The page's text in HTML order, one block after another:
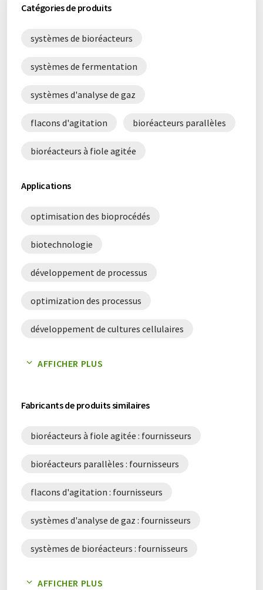
Catégories de produits
systèmes de bioréacteurs
systèmes de fermentation
systèmes d'analyse de gaz
flacons d'agitation bioréacteurs parallèles
bioréacteurs à fiole agitée
Applications
optimisation des bioprocédés
biotechnologie
développement de processus
optimization des processus
développement de cultures cellulaires
AFFICHER PLUS
Fabricants de produits similaires
bioréacteurs à fiole agitée : fournisseurs
bioréacteurs parallèles : fournisseurs
flacons d'agitation : fournisseurs
systèmes d'analyse de gaz : fournisseurs
systèmes de bioréacteurs : fournisseurs
AFFICHER PLUS